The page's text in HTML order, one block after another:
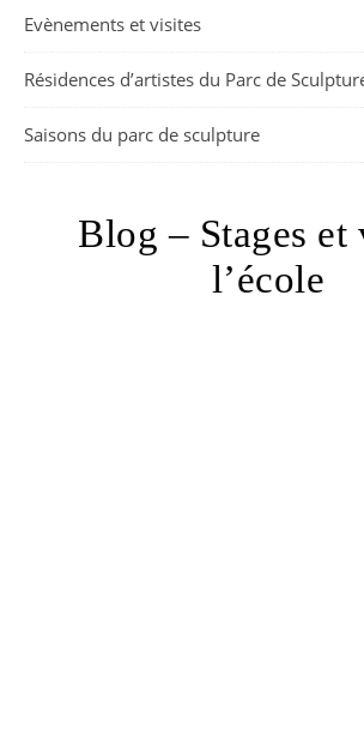
Evènements et visites
Résidences d’artistes du Parc de
Saisons du parc de sculpture
Blog – Stages et
l’école